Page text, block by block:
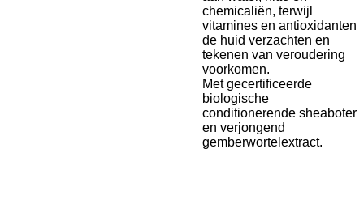
chemicaliën, terwijl
vitamines en antioxidanten
de huid verzachten en
tekenen van veroudering
voorkomen.
Met gecertificeerde
biologische
conditionerende sheaboter
en verjongend
gemberwortelextract.